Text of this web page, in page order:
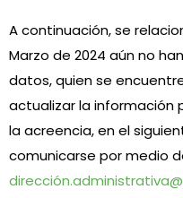
A continuación, se
Marzo de 2024 aún no
datos, quien se
actualizar la información
la acreencia, en el
comunicarse por medio